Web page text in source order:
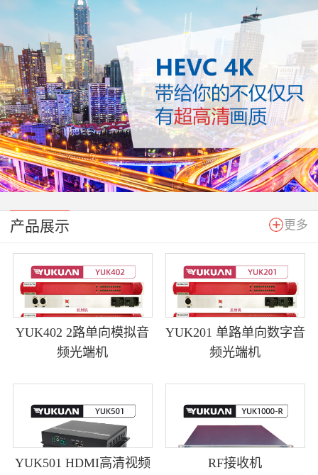
产品展示 更多
YUK402 2路单向模拟音
频光端机
YUK201 单路单向数字音
频光端机
YUK501 HDMI高清视频
RF接收机